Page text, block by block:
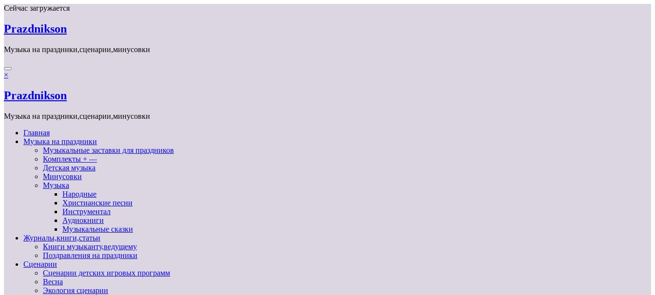
Перейти
содержимому
Сейчас загружается
Prazdnikson
Музыка на праздники,сценарии,минусовки
×
Prazdnikson
Музыка на праздники,сценарии,минусовки
Главная
Музыка на праздники
Музыкальные заставки для праздников
Комплекты + —
Детская музыка
Минусовки
Музыка
Народные
Христианские песни
Инструментал
Аудиокниги
Музыкальные сказки
Журналы,книги,статьи
Книги музыканту,ведущему
Поздравления на праздники
Сценарии
Сценарии детских игровых программ
Весна
Экология сценарии